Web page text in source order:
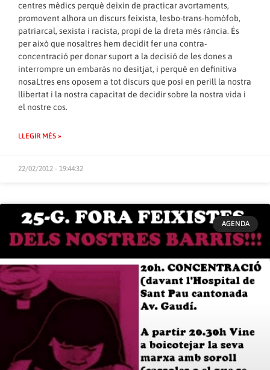
centres mèdics perquè deixin de practicar avortaments,
promovent alhora un discurs feixista, lesbo-trans-homòfob,
patriarcal, sexista i racista, propi de la dreta més rància. És
per això que nosaltres hem decidit fer una contra-
concentració per donar suport a la decisió de les dones a
interrompre un embaràs no desitjat, i perquè en definitiva
nosaLtres ens oposem a tot discurs que posi en perill la nostra
llibertat i la nostra capacitat de decidir sobre la nostra vida i
el nostre cos.
LLEGIR MÉS »
22/02/2012 - 19:44:32
AGENDA